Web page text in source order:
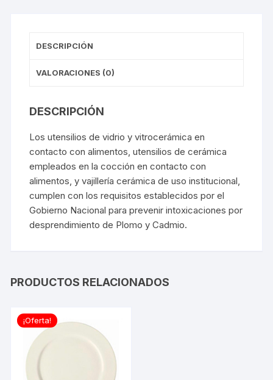
DESCRIPCIÓN
VALORACIONES (0)
DESCRIPCIÓN
Los utensilios de vidrio y vitrocerámica en
contacto con alimentos, utensilios de cerámica
empleados en la cocción en contacto con
alimentos, y vajillería cerámica de uso institucional,
cumplen con los requisitos establecidos por el
Gobierno Nacional para prevenir intoxicaciones por
desprendimiento de Plomo y Cadmio.
PRODUCTOS RELACIONADOS
¡Oferta!